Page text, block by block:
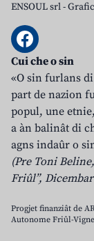
ENSOUL srl-
Cui che o sin
«O sin furlans
part de nazion
popul, une
a àn balinât di
agns indaûr o
(Pre Toni
Friûl”, Dicembar
Progjet finanziât de
Autonome Friûl-